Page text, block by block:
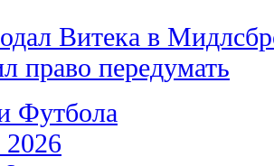
Витека в
право передумать
Футбола